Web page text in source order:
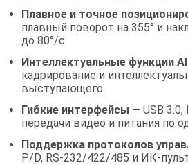
Плавное и точное
плавный поворот на 355° и
до 80°/с.
Интеллектуальные функции AI
кадрирование и
выступающего.
Гибкие интерфейсы — USB 3.0,
передачи видео и питания по
Поддержка протоколов
P/D, RS-232/422/485 и ИК-